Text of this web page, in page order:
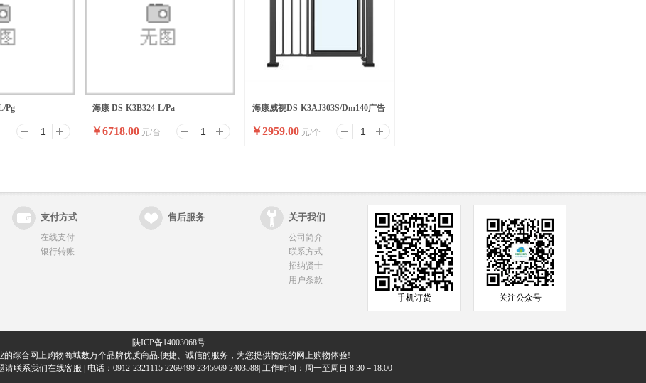
Pg 海康 DS-K3B324-L/Pa
￥6718.00 元/台
海康威视DS-K3AJ303S/Dm140广告
门
￥2959.00 元/个
支付方式 售后服务 关于我们
在线支付
银行转账
公司简介
联系方式
招纳贤士
用户条款
手机订货
关注公众号
陕ICP备14003068号
的综合网上购物商城数万个品牌优质商品.便捷、诚信的服务，为您提供愉悦的网上购物体验!
联系我们在线客服 | 电话：0912-2321115 2269499 2345969 2403588| 工作时间：周一至周日 8:30－18:00